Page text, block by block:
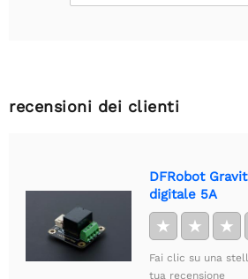
recensioni dei clienti
DFRobot
digitale 5A
★ ★ ★
Fai clic su una
tua recensione